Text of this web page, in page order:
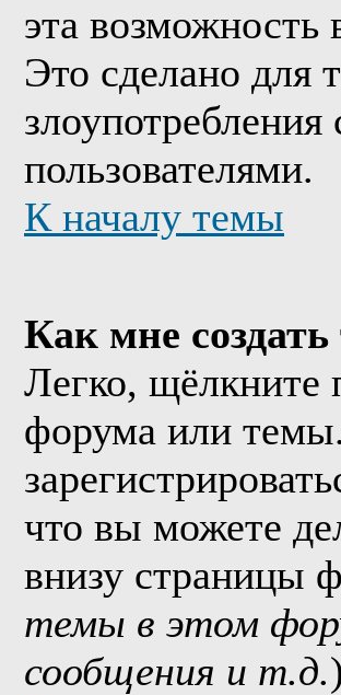
эта
Это сделано для
пользователями.
К началу темы
Как мне
Легко, щёлкните
форума или
что вы можете
внизу страницы
темы в этом
сообщения и т.д.)